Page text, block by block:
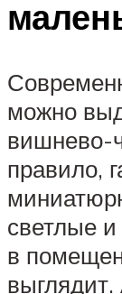
можно
вишнево-
правило,
светлые
в